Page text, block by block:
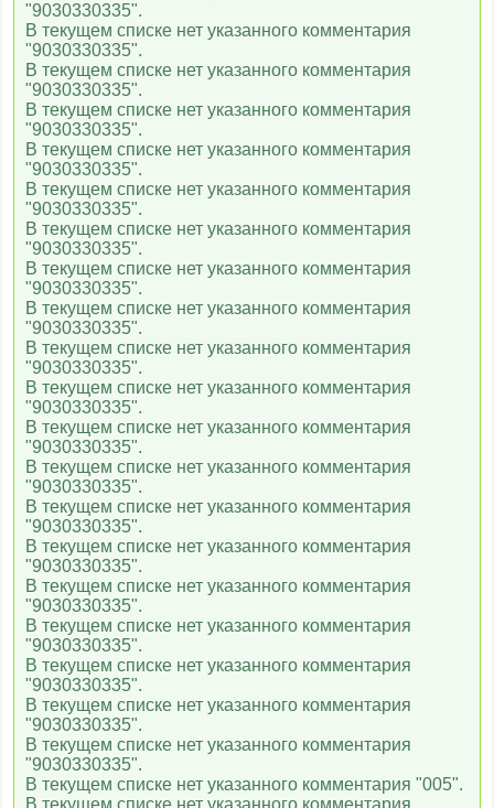
Шансон ТВ
RU TV
Russian Music Box
Ля минор
MTV Hits
112 Украина
Телеканал 24
5 канал Украина
Громадське ТВ
Еспресо TV
ЧП.INFO
"9030330335".
В текущем списке нет указанного комментария
"9030330335".
В текущем списке нет указанного комментария
"9030330335".
В текущем списке нет указанного комментария
"9030330335".
В текущем списке нет указанного комментария
"9030330335".
В текущем списке нет указанного комментария
"9030330335".
В текущем списке нет указанного комментария
"9030330335".
В текущем списке нет указанного комментария
"9030330335".
В текущем списке нет указанного комментария
"9030330335".
В текущем списке нет указанного комментария
"9030330335".
В текущем списке нет указанного комментария
"9030330335".
В текущем списке нет указанного комментария
"9030330335".
В текущем списке нет указанного комментария
"9030330335".
В текущем списке нет указанного комментария
"9030330335".
В текущем списке нет указанного комментария
"9030330335".
В текущем списке нет указанного комментария
"9030330335".
В текущем списке нет указанного комментария
"9030330335".
В текущем списке нет указанного комментария
"9030330335".
В текущем списке нет указанного комментария
"9030330335".
В текущем списке нет указанного комментария
"9030330335".
В текущем списке нет указанного комментария "005".
В текущем списке нет указанного комментария